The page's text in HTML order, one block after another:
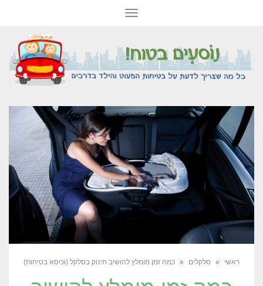
תפריט
ראשי » סלקלים » כמה זמן מומלץ להושיב תינוק בסלקל (וכיסא בטיחות)